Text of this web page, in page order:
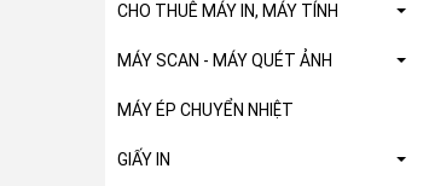
CHO THUÊ MÁY IN, MÁY TÍNH
MÁY SCAN - MÁY QUÉT ẢNH
MÁY ÉP CHUYỂN NHIỆT
GIẤY IN